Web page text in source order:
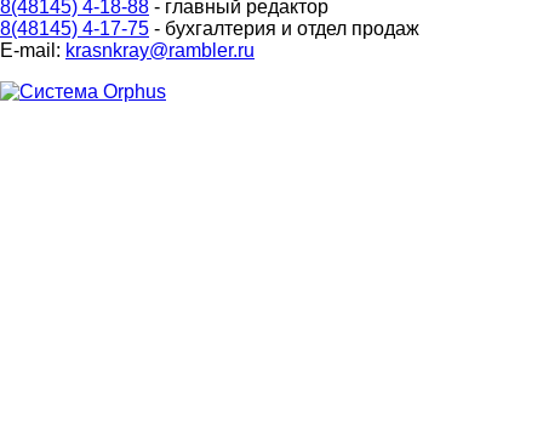
8(48145) 4-18-88 - главный редактор
8(48145) 4-17-75 - бухгалтерия и отдел продаж
E-mail: krasnkray@rambler.ru